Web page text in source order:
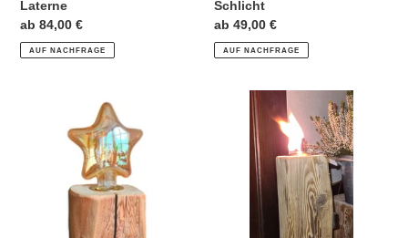
Laterne
Normaler
Preis
ab 84,00 €
AUF NACHFRAGE
Schlicht
Normaler
Preis
ab 49,00 €
AUF NACHFRAGE
Altholz
Öllampe